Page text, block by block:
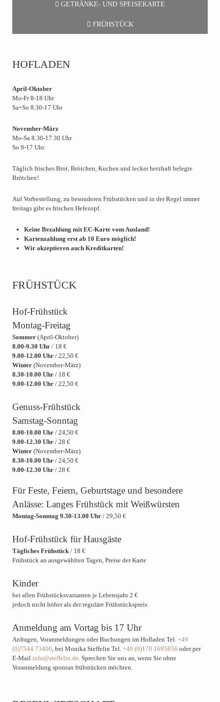
GETRÄNKE- UND SPEISEKARTE
FRÜHSTÜCK
HOFLADEN
April-Oktober
Mo-Fr 8-18 Uhr
Sa+So 8.30-17 Uhr
November-März
Mo-Sa 8.30-17.30 Uhr
So 9-17 Uhr
Täglich frisches Brot, Brötchen, Kuchen und lecker herzhaft belegte
Brötchen!
Auf Vorbestellung, zu besonderen Frühstücken und in der Regel immer
freitags gibt es frischen Hefezopf.
Keine Bezahlung mit EC-Karte vom Ausland!
Kartenzahlung erst ab 10 Euro möglich!
Wir akzeptieren auch Kreditkarten!
FRÜHSTÜCK
Hof-Frühstück
Montag-Freitag
Sommer (April-Oktober)
8.00-9.30 Uhr / 18 €
9.00-12.00 Uhr / 22,50 €
Winter (November-März)
8.30-10.00 Uhr / 18 €
9.00-12.00 Uhr / 22,50 €
Genuss-Frühstück
Samstag-Sonntag
8.00-10.00 Uhr / 24,50 €
9.00-12.30 Uhr / 28 €
Winter (November-März)
8.30-10.00 Uhr / 24,50 €
9.00-12.30 Uhr / 28 €
Für Feste, Feiern, Geburtstage und besondere
Anlässe: Langes Frühstück mit Weißwürsten
Montag-Sonntag 9.30-13.00 Uhr / 29,50 €
Hof-Frühstück für Hausgäste
Tägliches Frühstück / 18 €
Frühstück an ausgewählten Tagen, Preise der Karte
Kinder
bei allen Frühstücksvarianten je Lebensjahr 2 €
jedoch nicht höher als der reguläre Frühstückspreis
Anmeldung am Vortag bis 17 Uhr
Anfragen, Voranmeldungen oder Buchungen im Hofladen Tel. +49
(0)7544 73400, bei Monika Steffelin Tel. +49 (0)170 1695856 oder per
E-Mail info@steffelin.de. Sprechen Sie uns an, wenn Sie ohne
Voranmeldung spontan frühstücken möchten.